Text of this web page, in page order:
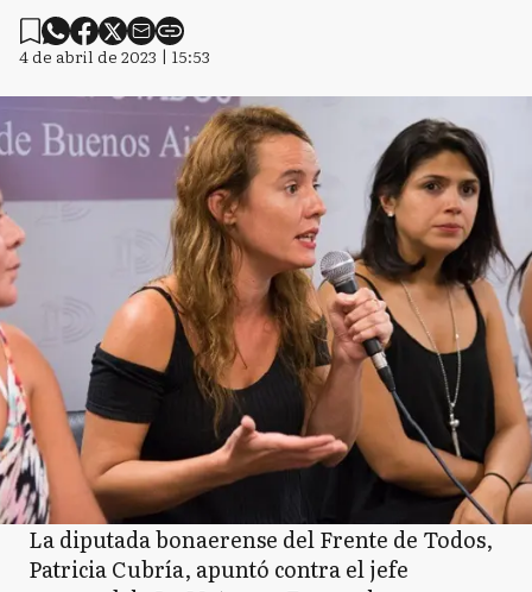
4 de abril de 2023 | 15:53
La diputada bonaerense del Frente de Todos,
Patricia Cubría, apuntó contra el jefe